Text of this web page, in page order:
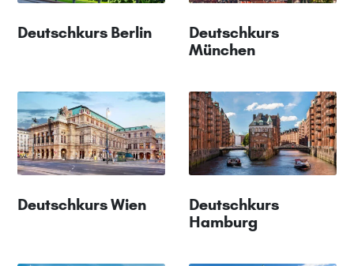
Deutschkurs Berlin
Deutschkurs
München
Deutschkurs Wien
Deutschkurs
Hamburg